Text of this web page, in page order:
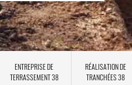
ENTREPRISE DE
TERRASSEMENT 38
RÉALISATION DE
TRANCHÉES 38